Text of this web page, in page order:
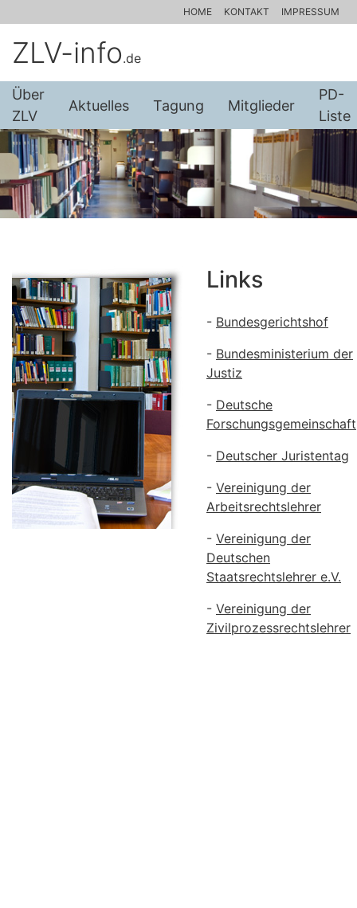
HOME KONTAKT IMPRESSUM
ZLV-info.de
Über
ZLV
Vorstand Geschichte Satzung
Aktuelles Tagung
Halle
2026
Archiv
Sonderheft
Mitglieder
PD-
Liste
Downloads Links
Impressum
Links
- Bundesgerichtshof
- Bundesministerium der
Justiz
- Deutsche
Forschungsgemeinschaft
- Deutscher Juristentag
- Vereinigung der
Arbeitsrechtslehrer
- Vereinigung der
Deutschen
Staatsrechtslehrer e.V.
- Vereinigung der
Zivilprozessrechtslehrer